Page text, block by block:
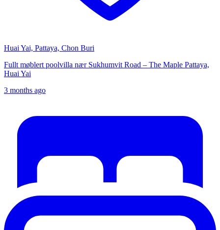
Huai Yai, Pattaya, Chon Buri
Fullt møblert poolvilla nær Sukhumvit Road – The Maple Pattaya,
Huai Yai
3 months ago